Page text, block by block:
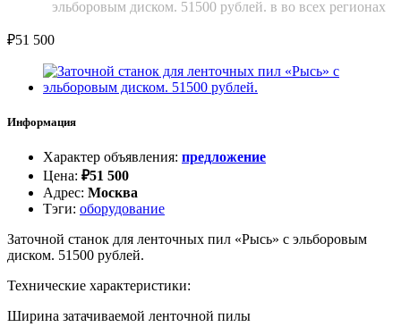
эльборовым диском. 51500 рублей. в во всех регионах
₽51 500
Информация
Характер объявления: предложение
Цена: ₽51 500
Адрес: Москва
Тэги: оборудование
Заточной станок для ленточных пил «Рысь» с эльборовым
диском. 51500 рублей.
Технические характеристики:
Ширина затачиваемой ленточной пилы